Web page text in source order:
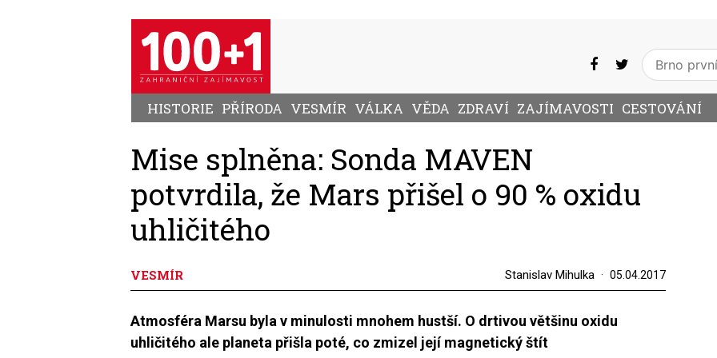
HISTORIE PŘÍRODA VESMÍR VÁLKA VĚDA ZDRAVÍ ZAJÍMAVOSTI CESTOVÁNÍ
Mise splněna: Sonda MAVEN
potvrdila, že Mars přišel o 90 % oxidu
uhličitého
VESMÍR Stanislav Mihulka 05.04.2017
Atmosféra Marsu byla v minulosti mnohem hustší. O drtivou většinu oxidu
uhličitého ale planeta přišla poté, co zmizel její magnetický štít